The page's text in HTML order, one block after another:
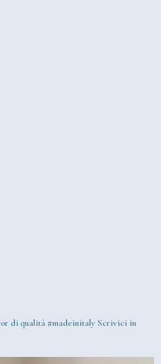
di qualità #madeinitaly Scrivici in